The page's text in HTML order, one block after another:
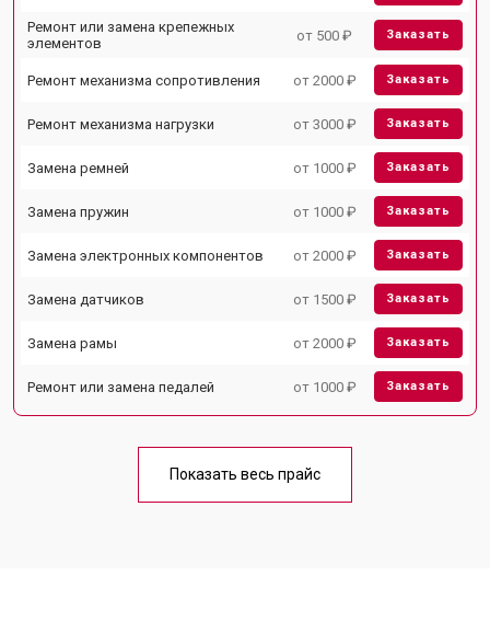
Ремонт или замена крепежных
элементов
от 500 ₽ Заказать
Ремонт механизма сопротивления от 2000 ₽ Заказать
Ремонт механизма нагрузки от 3000 ₽ Заказать
Замена ремней от 1000 ₽ Заказать
Замена пружин от 1000 ₽ Заказать
Замена электронных компонентов от 2000 ₽ Заказать
Замена датчиков от 1500 ₽ Заказать
Замена рамы от 2000 ₽ Заказать
Ремонт или замена педалей от 1000 ₽ Заказать
Показать весь прайс